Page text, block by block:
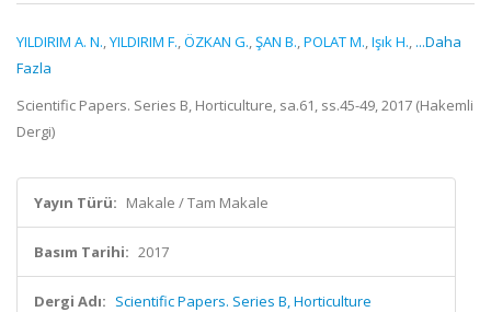
YILDIRIM A. N.,YILDIRIM F.,ÖZKAN G.,ŞAN B.,POLAT M.,Işık H., ...Daha
Fazla
Scientific Papers. Series B, Horticulture, sa.61, ss.45-49, 2017 (Hakemli
Dergi)
Yayın Türü: Makale / Tam Makale
Basım Tarihi: 2017
Dergi Adı: Scientific Papers. Series B, Horticulture